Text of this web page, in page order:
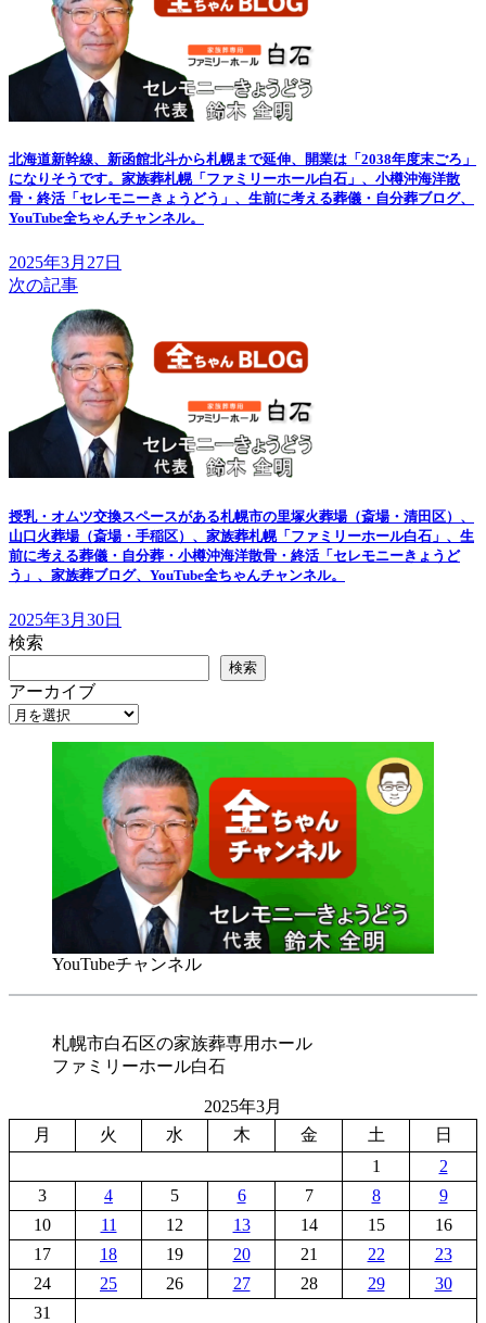
北海道新幹線、新函館北斗から札幌まで延伸、開業は「2038年度末ごろ」
になりそうです。家族葬札幌「ファミリーホール白石」、小樽沖海洋散
骨・終活「セレモニーきょうどう」、生前に考える葬儀・自分葬ブログ、
YouTube全ちゃんチャンネル。
2025年3月27日
次の記事
授乳・オムツ交換スペースがある札幌市の里塚火葬場（斎場・清田区）、
山口火葬場（斎場・手稲区）、家族葬札幌「ファミリーホール白石」、生
前に考える葬儀・自分葬・小樽沖海洋散骨・終活「セレモニーきょうど
う」、家族葬ブログ、YouTube全ちゃんチャンネル。
2025年3月30日
検索
検索
アーカイブ
YouTubeチャンネル
札幌市白石区の家族葬専用ホール
ファミリーホール白石
2025年3月
月
火 水 木 金 土
日
1
2
3
4 5 6 7 8
9
10
11 12 13 14 15
16
17
18 19 20 21 22
23
24
25 26 27 28 29
30
31